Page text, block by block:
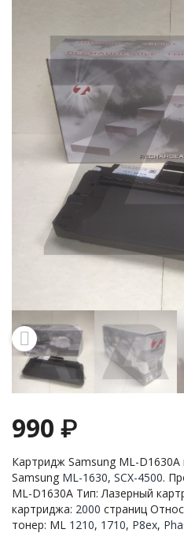
990 ₽
Картридж Samsung ML-
Samsung ML-1630, SCX-4500.
ML-D1630A Тип: Лазерный
картриджа: 2000 страниц
тонер: ML 1210, 1710, P8ex,